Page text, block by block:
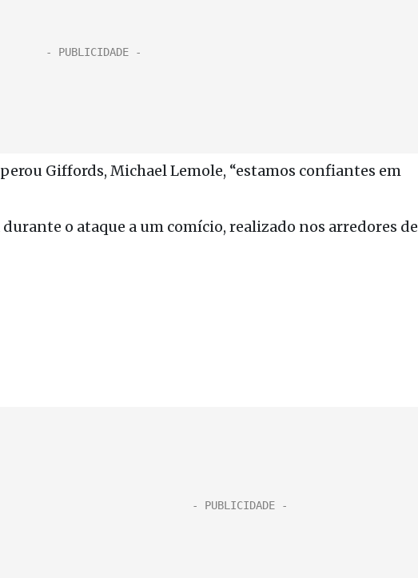
Giffords, Michael Lemole, “estamos confiantes em
o ataque a um comício, realizado nos arredores de